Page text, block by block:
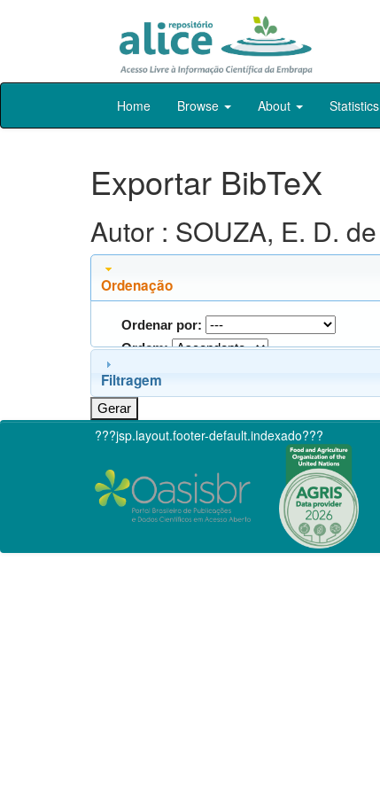
Skip
Home Browse About Statistics
Exportar BibTeX
Autor : SOUZA, E. D. de
Ordenação
Ordenar por:
Ordem:
Filtragem
???jsp.layout.footer-default.indexado???